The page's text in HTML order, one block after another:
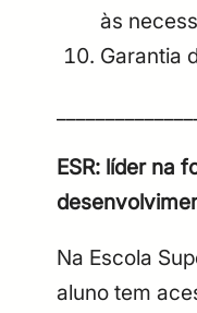
às
Garantia
ESR: líder na
Na Escola
aluno tem